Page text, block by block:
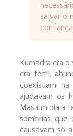
salvar o
Kumadra era
era fértil,
coexistiam
ajudavam os
Mas um dia a
sombrias que
causavam só